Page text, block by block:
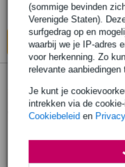
(sommige bevinden
Verenigde Staten).
surfgedrag op en
waarbij we je IP-adres
voor herkenning. Zo
relevante aanbiedingen
Je kunt je
intrekken via de
Cookiebeleid en
Ook in
-2%